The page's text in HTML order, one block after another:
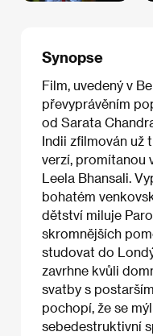
Synopse
Film, uvedený v
převyprávěním
od Sarata
Indii zfilmován už
verzí, promítanou
Leela Bhansali.
bohatém
dětství miluje
skromnějších
studovat do
zavrhne kvůli
svatby s
pochopí, že se
sebedestruktivní